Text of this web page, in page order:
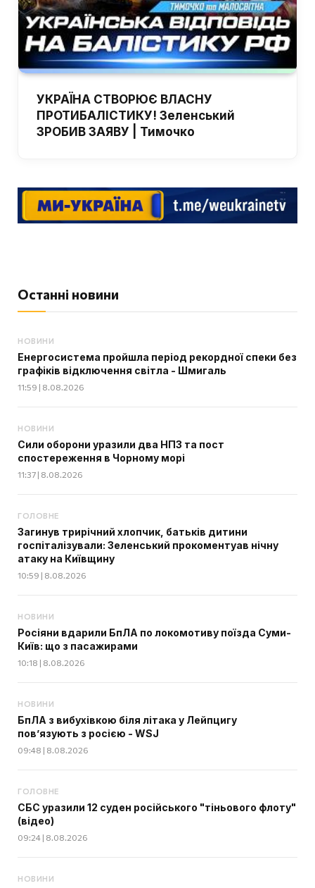
УКРАЇНА СТВОРЮЄ ВЛАСНУ
ПРОТИБАЛІСТИКУ! Зеленський
ЗРОБИВ ЗАЯВУ | Тимочко
Останні новини
НОВИНИ
Енергосистема пройшла період рекордної спеки без
графіків відключення світла - Шмигаль
11:59 | 8.08.2026
НОВИНИ
Сили оборони уразили два НПЗ та пост
спостереження в Чорному морі
11:37 | 8.08.2026
ГОЛОВНЕ
Загинув трирічний хлопчик, батьків дитини
госпіталізували: Зеленський прокоментуав нічну
атаку на Київщину
10:59 | 8.08.2026
НОВИНИ
Росіяни вдарили БпЛА по локомотиву поїзда Суми-
Київ: що з пасажирами
10:18 | 8.08.2026
НОВИНИ
БпЛА з вибухівкою біля літака у Лейпцигу
пов’язують з росією - WSJ
09:48 | 8.08.2026
ГОЛОВНЕ
СБС уразили 12 суден російського "тіньового флоту"
(відео)
09:24 | 8.08.2026
НОВИНИ